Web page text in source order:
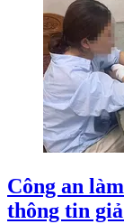
Công an
thông tin